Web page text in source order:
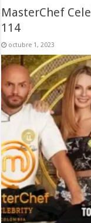
MasterChef
114
octubre 1, 2023